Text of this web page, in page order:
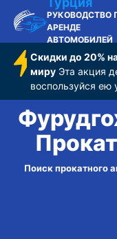
РУКОВОДСТВО
АРЕНДЕ
АВТОМОБИЛЕЙ
Скидки до 20%
мируЭта акция
воспользуйся ею
Поиск прокатного